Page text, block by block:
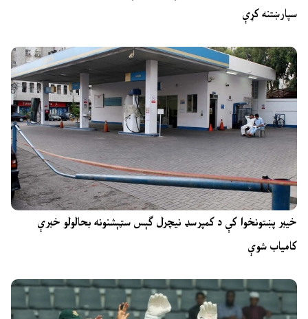
سپارښتنه کړې
خیبر پښتونخوا کې د کمپرسډ نیچرل ګېس سټېشنونه بحالولو خبرې
کامیاب شوې